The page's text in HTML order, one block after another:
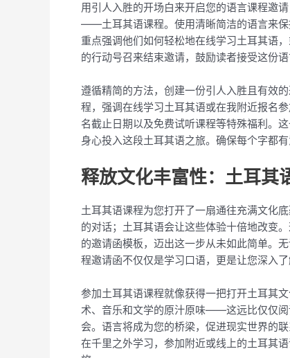
用引人入胜的开场白来开启您的语言课程邀
——土耳其语课程。使用清晰简洁的语言来保
重点强调他们如何轻松地在线学习土耳其语
的行动号召来结束邀请，鼓励读者接受这份
遵循精简的方法，创建一份引人入胜且有效
程，强调在线学习土耳其语或在我附近报名
名截止日期以及免费试听课程等特殊福利。
身心投入这段土耳其语之旅。确保每个字都
释放文化丰富性：土耳其
土耳其语课程为您打开了一扇通往充满文化
的对话；土耳其语会让这些体验十倍地改变
的邀请函模板，迈出这一步从未如此简单。
程邀请函不仅仅是学习口语，更是让您深入
参加土耳其语课程就像获得一把打开土耳其
术、音乐和文学的原汁原味——这远比仅仅阅
会。语言将成为您的桥梁，促进现实世界的
在千里之外学习，参加附近或线上的土耳其